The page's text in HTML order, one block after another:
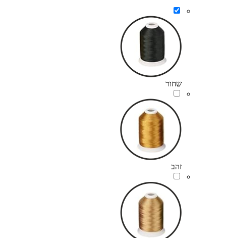
שחור
זהב